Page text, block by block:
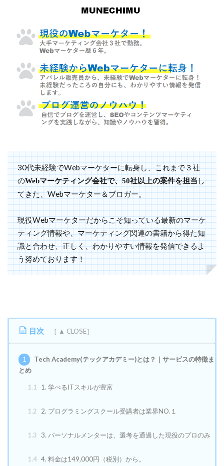
30代未経験でWebマーケターに転身し、これまで３社
のWebマーケティング会社で、50社以上の案件を担当し
てきた、Webマーケター＆ブロガー。
現役Webマーケターだからこそ知っている最新のマーケ
ティング情報や、マーケティング関連の書籍から得た知
識と合わせ、正しく、わかりやすい情報を発信できるよ
う努めております！
目次
1
Tech Academy(テックアカデミー)とは？｜サービスの特徴ま
とめ
1.1 1. 学べるITスキルが豊富
1.2 2. プログラミングスクール受講者は業界NO.１
1.3 3. パーソナルメンターは、選考を通過した現役のプロのみ
1.4 4. 料金は149,000円（税別）から。